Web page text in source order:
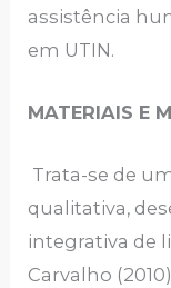
assistência
em UTIN.
MATERIAIS E
Trata-se de
qualitativa,
integrativa de
Carvalho